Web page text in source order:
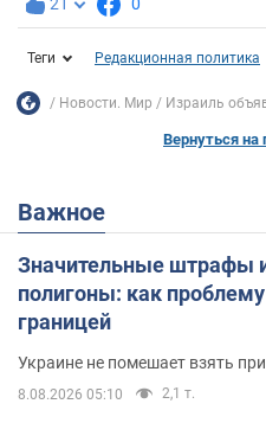
Теги Редакционная политика
Новости. Мир Израиль
Вернуться на
Важное
Значительные штрафы
полигоны: как
границей
Украине не помешает взять
8.08.2026 05:10 2,1 т.